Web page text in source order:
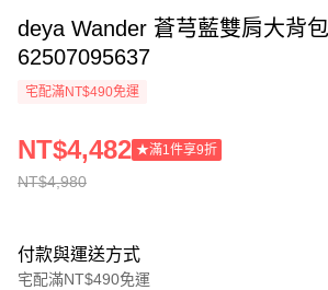
deya Wander 蒼芎藍雙肩大背
62507095637
宅配滿NT$490免運
NT$4,980
NT$4,482 ★滿1件享9折
付款與運送方式
宅配滿NT$490免運